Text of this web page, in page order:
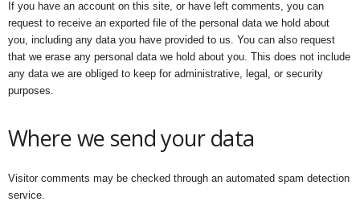
If you have an account on this site, or have left comments, you can
request to receive an exported file of the personal data we hold about
you, including any data you have provided to us. You can also request
that we erase any personal data we hold about you. This does not include
any data we are obliged to keep for administrative, legal, or security
purposes.
Where we send your data
Visitor comments may be checked through an automated spam detection
service.